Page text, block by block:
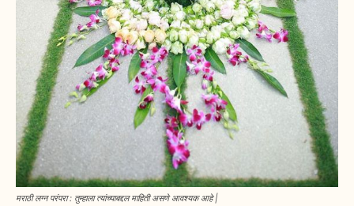
मराठी लग्न परंपरा : तुम्हाला त्यांच्याबद्दल माहिती असणे आवश्यक आहे |